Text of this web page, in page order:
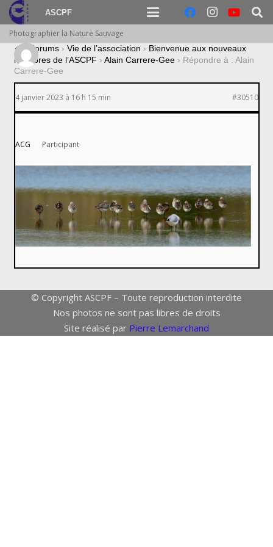
ASCPF
Photographier la Nature Sauvage
› Forums › Vie de l’association › Bienvenue aux nouveaux
membres de l’ASCPF › Alain Carrere-Gee › Répondre à : Alain
Carrere-Gee
4 janvier 2023 à 16 h 15 min #30510
ACG Participant
© Copyright ASCPF – Toute reproduction interdite
Nos photos ne sont pas libres de droits
Site réalisé par Pierre Lemarchand